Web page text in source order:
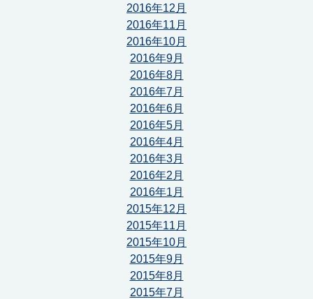
2016年12月
2016年11月
2016年10月
2016年9月
2016年8月
2016年7月
2016年6月
2016年5月
2016年4月
2016年3月
2016年2月
2016年1月
2015年12月
2015年11月
2015年10月
2015年9月
2015年8月
2015年7月